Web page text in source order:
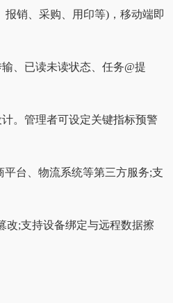
销、采购、用印等)，移动端即
、已读未读状态、任务@提
。管理者可设定关键指标预警
平台、物流系统等第三方服务;支
改;支持设备绑定与远程数据擦